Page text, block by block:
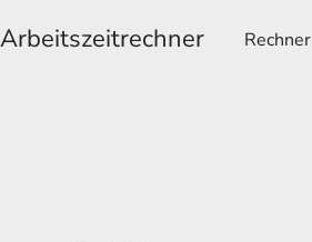
Arbeitszeitrechner Rechner